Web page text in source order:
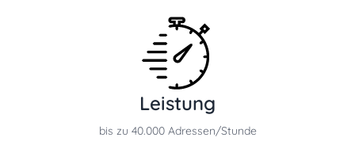
Leistung
bis zu 40.000 Adressen/Stunde